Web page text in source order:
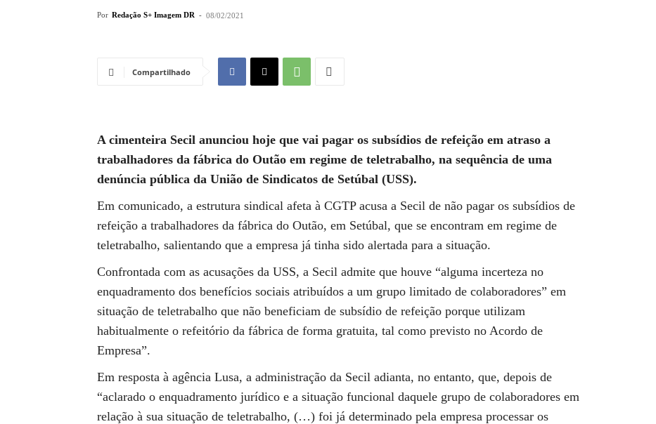
Por Redação S+ Imagem DR - 08/02/2021
Compartilhado
A cimenteira Secil anunciou hoje que vai pagar os subsídios de refeição em atraso a
trabalhadores da fábrica do Outão em regime de teletrabalho, na sequência de uma
denúncia pública da União de Sindicatos de Setúbal (USS).
Em comunicado, a estrutura sindical afeta à CGTP acusa a Secil de não pagar os subsídios de
refeição a trabalhadores da fábrica do Outão, em Setúbal, que se encontram em regime de
teletrabalho, salientando que a empresa já tinha sido alertada para a situação.
Confrontada com as acusações da USS, a Secil admite que houve “alguma incerteza no
enquadramento dos benefícios sociais atribuídos a um grupo limitado de colaboradores” em
situação de teletrabalho que não beneficiam de subsídio de refeição porque utilizam
habitualmente o refeitório da fábrica de forma gratuita, tal como previsto no Acordo de
Empresa”.
Em resposta à agência Lusa, a administração da Secil adianta, no entanto, que, depois de
“aclarado o enquadramento jurídico e a situação funcional daquele grupo de colaboradores em
relação à sua situação de teletrabalho, (…) foi já determinado pela empresa processar os